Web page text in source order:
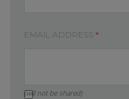
EMAIL ADDRESS *
(will not be shared)